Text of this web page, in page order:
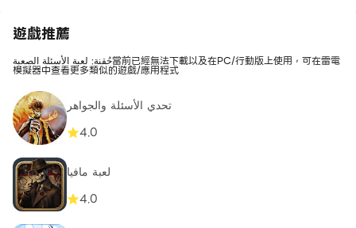
遊戲推薦
حُقنة: لعبة الأسئلة الصعبة當前已經無法下載以及在PC/行動版上使用，可在雷電
模擬器中查看更多類似的遊戲/應用程式
تحدي الأسئلة والجواهر
4.0
لعبة مافيا
4.0